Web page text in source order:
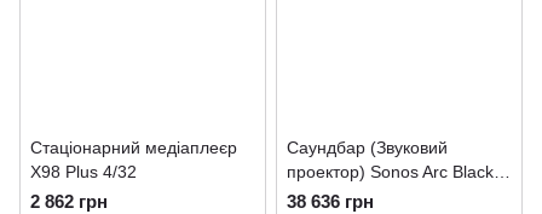
Стаціонарний медіаплеєр
X98 Plus 4/32
2 862 грн
Саундбар (Звуковий
проектор) Sonos Arc Black
(ARCG1EU1BLK)
38 636 грн